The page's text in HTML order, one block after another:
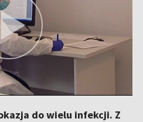
do wielu infekcji. Z